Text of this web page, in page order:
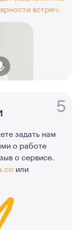
встреч.
5
задать нам
о работе
о сервисе.
или